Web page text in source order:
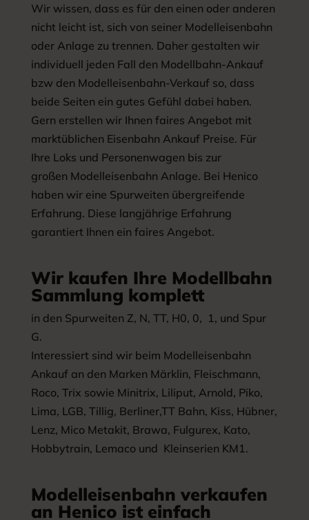
Wir wissen, dass es für den einen oder anderen
nicht leicht ist, sich von seiner Modelleisenbahn
oder Anlage zu trennen. Daher gestalten wir
individuell jeden Fall den Modellbahn-Ankauf
bzw den Modelleisenbahn-Verkauf so, dass
beide Seiten ein gutes Gefühl dabei haben.
Gern erstellen wir Ihnen faires Angebot mit
marktüblichen Eisenbahn Ankauf Preise. Für
Ihre Loks und Personenwagen bis zur
großen Modelleisenbahn Anlage. Bei Henico
haben wir eine Spurweiten übergreifende
Erfahrung. Diese langjährige Erfahrung
garantiert Ihnen ein faires Angebot.
Wir kaufen Ihre Modellbahn
Sammlung komplett
in den Spurweiten Z, N, TT, H0, 0, 1, und Spur
G.
Interessiert sind wir beim Modelleisenbahn
Ankauf an den Marken Märklin, Fleischmann,
Roco, Trix sowie Minitrix, Liliput, Arnold, Piko,
Lima, LGB, Tillig, Berliner,TT Bahn, Kiss, Hübner,
Lenz, Mico Metakit, Brawa, Fulgurex, Kato,
Hobbytrain, Lemaco und Kleinserien KM1.
Modelleisenbahn verkaufen
an Henico ist einfach